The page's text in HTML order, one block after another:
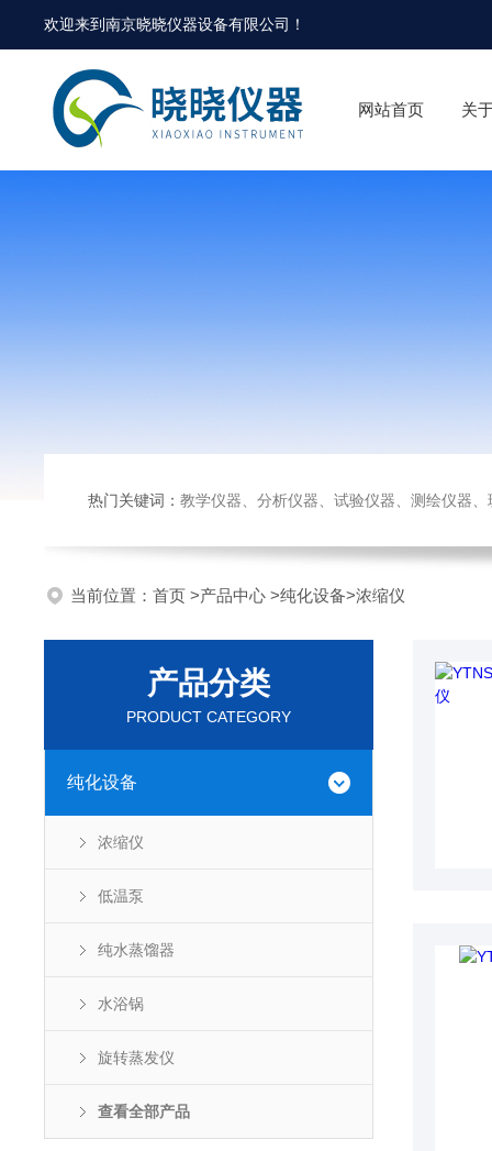
欢迎来到南京晓晓仪器设备有限公司 ！
网站首页 关
热门关键词： 教学仪器、分析仪器、试验仪器、测绘仪器、玻璃仪
当前位置： 首页 >产品中心 >纯化设备>浓缩仪
产品分类
PRODUCT CATEGORY
纯化设备
浓缩仪
低温泵
纯水蒸馏器
水浴锅
旋转蒸发仪
查看全部产品